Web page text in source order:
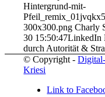
Hintergrund-mit-
300x300.png Charly
30 15:50:47LinkedIn
durch Autorität &
© Copyright -
Kriesi
Link to